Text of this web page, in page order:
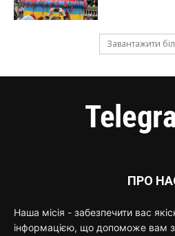
Завантажити
ПРО
Наша місія - забезпечити вас
інформацією, що допоможе вам